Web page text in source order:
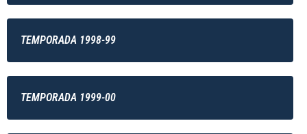
TEMPORADA 1998-99
TEMPORADA 1999-00